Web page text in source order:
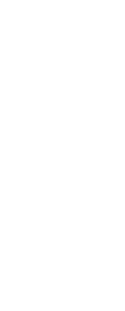
一场意外落下身体残缺的
业，实业报国的故事。
行携竹马神探社
，被迫替贝家大小姐掩